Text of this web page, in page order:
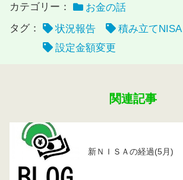
カテゴリー：
お金の話
タグ：
状況報告
積み立てNISA
設定金額変更
関連記事
新ＮＩＳＡの経過(5月)